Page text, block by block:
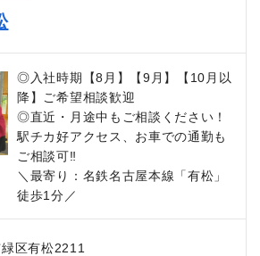
◎入社時期【8月】【9月】【10月以
降】ご希望相談歓迎
◎直近・月途中もご相談ください！
駅チカ好アクセス、お車での通勤も
ご相談可‼
＼最寄り：名鉄名古屋本線「有松」
徒歩1分／
区有松2211